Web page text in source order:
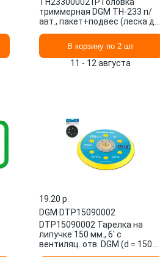
триммерная DGM TH-233 п/
авт., пакет+подвес (леска до
В корзину по 2 шт
11 - 12 августа
19.20 p.
DGM·DTP15090002
DTP15090002 Тарелка на
липучке 150 мм., 6' c
вентиляц. отв. DGM (d = 150